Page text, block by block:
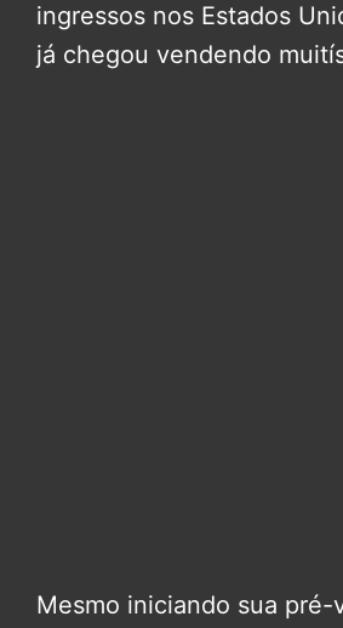
ingressos nos Estados
já chegou vendendo
Mesmo iniciando sua pré-